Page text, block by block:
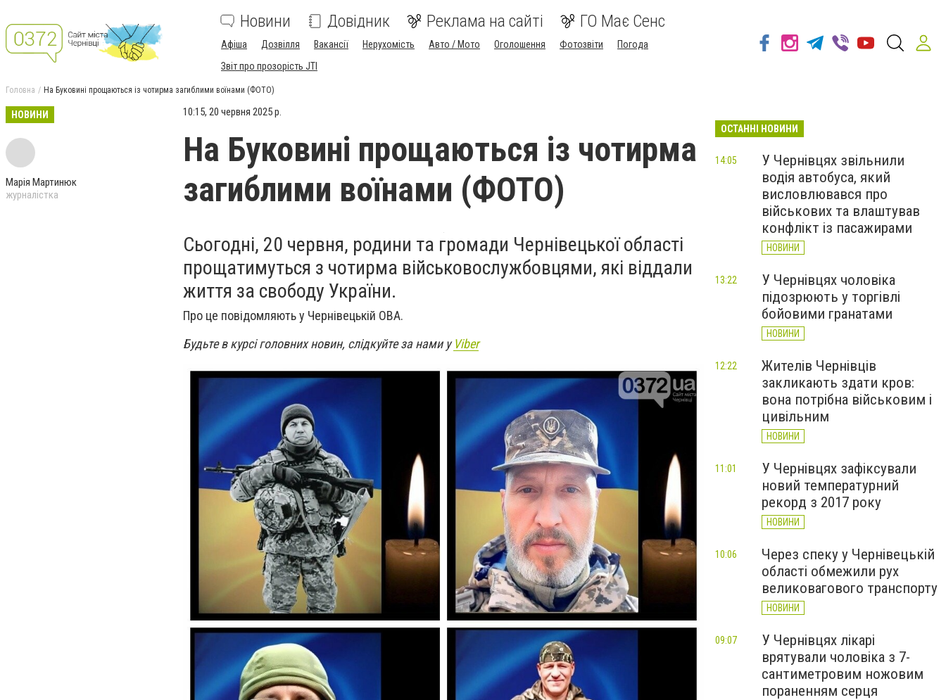
Новини Довідник Реклама на сайті ГО Має Сенс
Афіша Дозвілля Вакансії Нерухомість Авто / Мото Оголошення Фотозвіти
Погода
Звіт про прозорість JTI
Головна На Буковині прощаються із чотирма загиблими воїнами (ФОТО)
НОВИНИ
Марія Мартинюк
журналістка
10:15, 20 червня 2025 р.
На Буковині прощаються із чотирма
загиблими воїнами (ФОТО)
Сьогодні, 20 червня, родини та громади Чернівецької області
прощатимуться з чотирма військовослужбовцями, які віддали
життя за свободу України.
Про це повідомляють у Чернівецькій ОВА.
Будьте в курсі головних новин, слідкуйте за нами уViber
ОСТАННІ НОВИНИ
У Чернівцях звільнили
водія автобуса, який
висловлювався про
військових та влаштував
конфлікт із пасажирами
НОВИНИ
14:05
У Чернівцях чоловіка
підозрюють у торгівлі
бойовими гранатами
НОВИНИ
13:22
Жителів Чернівців
закликають здати кров:
вона потрібна військовим і
цивільним
НОВИНИ
12:22
У Чернівцях зафіксували
новий температурний
рекорд з 2017 року
НОВИНИ
11:01
Через спеку у Чернівецькій
області обмежили рух
великовагового транспорту
НОВИНИ
10:06
У Чернівцях лікарі
врятували чоловіка з 7-
сантиметровим ножовим
пораненням серця
09:07